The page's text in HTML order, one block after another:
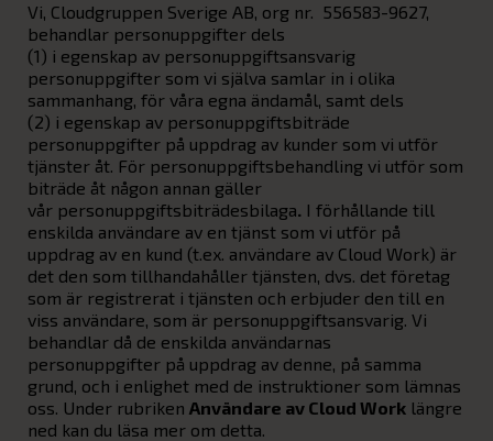
Vi, Cloudgruppen Sverige AB, org nr. 556583-9627,
behandlar personuppgifter dels
(1) i egenskap av personuppgiftsansvarig
personuppgifter som vi själva samlar in i olika
sammanhang, för våra egna ändamål, samt dels
(2) i egenskap av personuppgiftsbiträde
personuppgifter på uppdrag av kunder som vi utför
tjänster åt. För personuppgiftsbehandling vi utför som
biträde åt någon annan gäller
vår personuppgiftsbiträdesbilaga. I förhållande till
enskilda användare av en tjänst som vi utför på
uppdrag av en kund (t.ex. användare av Cloud Work) är
det den som tillhandahåller tjänsten, dvs. det företag
som är registrerat i tjänsten och erbjuder den till en
viss användare, som är personuppgiftsansvarig. Vi
behandlar då de enskilda användarnas
personuppgifter på uppdrag av denne, på samma
grund, och i enlighet med de instruktioner som lämnas
oss. Under rubriken Användare av Cloud Work längre
ned kan du läsa mer om detta.